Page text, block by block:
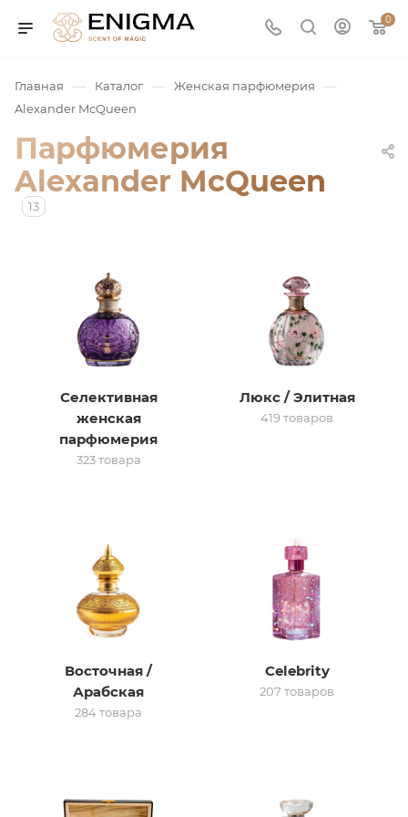
0
сертификат
Главная — Каталог — Женская парфюмерия —
Alexander McQueen
Парфюмерия
Alexander McQueen
13
Селективная
женская
парфюмерия
323 товара
Люкс / Элитная
419 товаров
Восточная /
Арабская
284 товара
Celebrity
207 товаров